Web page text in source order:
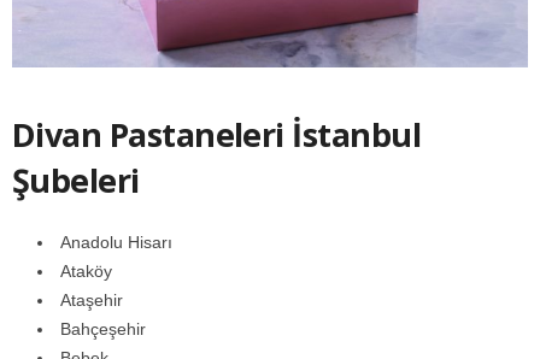
Divan Pastaneleri İstanbul
Şubeleri
Anadolu Hisarı
Ataköy
Ataşehir
Bahçeşehir